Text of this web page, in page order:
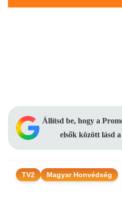
Állítsd be, hogy a
elsők között lásd
TV2 Magyar Honvédség